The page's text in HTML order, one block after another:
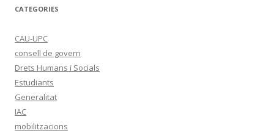
CATEGORIES
CAU-UPC
consell de govern
Drets Humans i Socials
Estudiants
Generalitat
IAC
mobilitzacions